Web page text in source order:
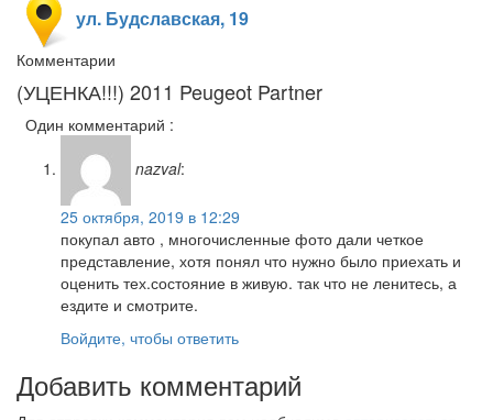
ул. Будславская, 19
Комментарии
(УЦЕНКА!!!) 2011 Peugeot Partner
Один комментарий :
nazval:
25 октября, 2019 в 12:29
покупал авто , многочисленные фото дали четкое
представление, хотя понял что нужно было приехать и
оценить тех.состояние в живую. так что не ленитесь, а
ездите и смотрите.
Войдите, чтобы ответить
Добавить комментарий